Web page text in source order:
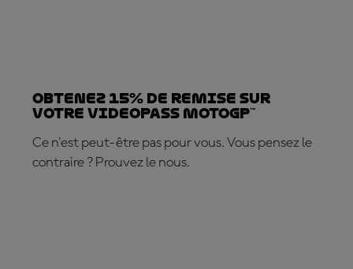
Obtenez 15% de REMISE sur
votre VideoPass MotoGP™
Ce n'est peut-être pas pour vous. Vous pensez le
contraire ? Prouvez le nous.